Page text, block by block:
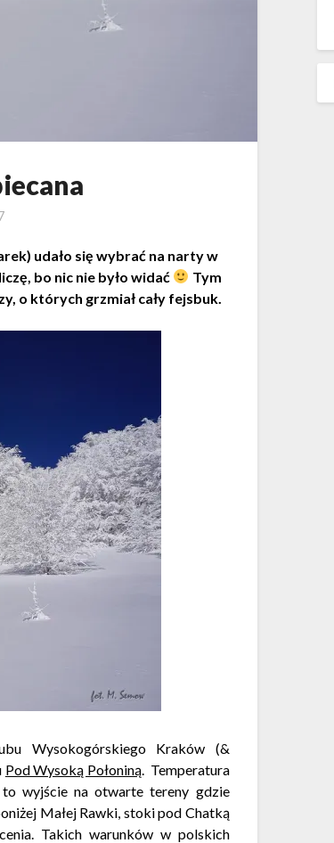
udało się wybrać na narty w
bo nic nie było widać
Tym
o których grzmiał cały fejsbuk.
Wysokogórskiego Kraków (&
Pod Wysoką Połoniną. Temperatura
wyjście na otwarte tereny gdzie
Małej Rawki, stoki pod Chatką
Takich warunków w polskich